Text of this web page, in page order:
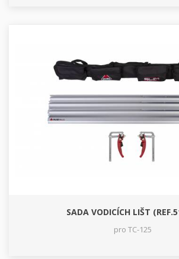
SADA VODICÍCH LIŠT
pro TC-125